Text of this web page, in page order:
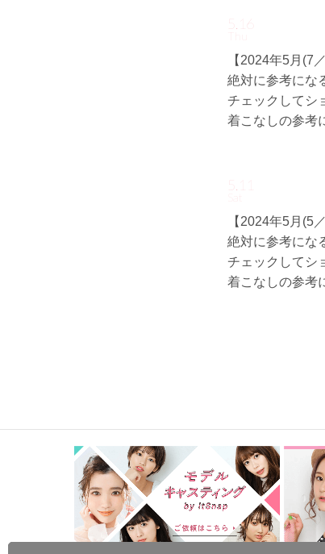
5.16
【2024年5月(7
絶対に参考にな
チェックしてシ
着こなしの参考
5.11
【2024年5月(5
絶対に参考にな
チェックしてシ
着こなしの参考